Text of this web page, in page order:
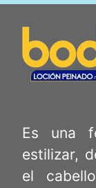
Es una
estilizar,
el